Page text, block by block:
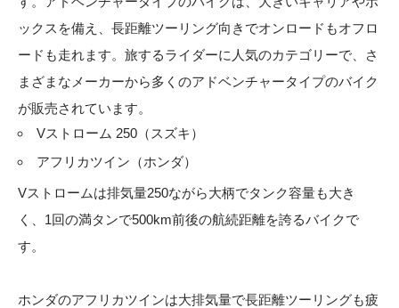
ックスを備え、長距離ツーリング向きでオンロードもオフロ
ードも走れます。旅するライダーに人気のカテゴリーで、さ
まざまなメーカーから多くのアドベンチャータイプのバイク
が販売されています。
Vストローム 250（スズキ）
アフリカツイン（ホンダ）
Vストロームは排気量250ながら大柄でタンク容量も大き
く、1回の満タンで500km前後の航続距離を誇るバイクで
す。
ホンダのアフリカツインは大排気量で長距離ツーリングも疲